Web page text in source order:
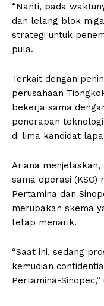
“Nanti, pada
dan lelang blok
strategi untuk
pula.
Terkait dengan
perusahaan
bekerja sama
penerapan
di lima kandidat
Ariana
sama operasi
Pertamina dan
merupakan skema
tetap menarik.
“Saat ini, sedang
kemudian
Pertamina-